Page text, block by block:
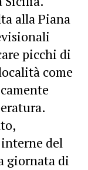
alla Piana
picchi di
come
del
giornata di